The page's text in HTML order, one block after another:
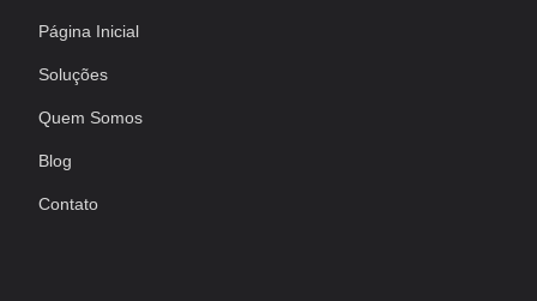
Página Inicial
Soluções
Quem Somos
Blog
Contato